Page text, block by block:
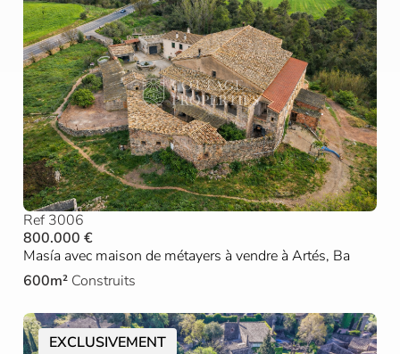
Ref 3006
800.000 €
Masía avec maison de métayers à vendre à Artés, Ba
600m² Construits
EXCLUSIVEMENT